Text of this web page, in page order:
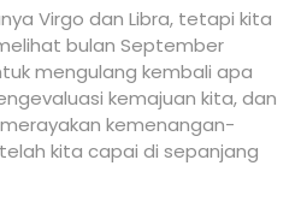
Virgo dan Libra, tetapi kita
bulan September
mengulang kembali apa
kemajuan kita, dan
kemenangan-
kita capai di sepanjang